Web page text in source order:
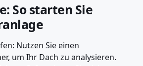
So starten Sie
Nutzen Sie einen
um Ihr Dach zu analysieren.